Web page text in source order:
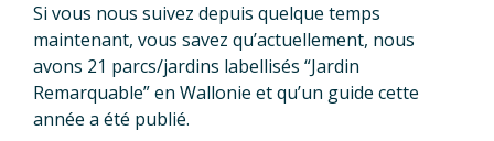
Si vous nous suivez depuis quelque temps
maintenant, vous savez qu’actuellement, nous
avons 21 parcs/jardins labellisés “Jardin
Remarquable” en Wallonie et qu’un guide cette
année a été publié.